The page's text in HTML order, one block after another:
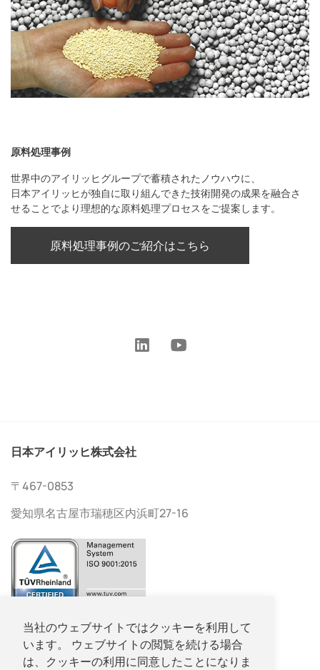
当社のウェブサイトではクッキーを利用して
います。 ウェブサイトの閲覧を続ける場合
は、クッキーの利用に同意したことになりま
原料処理事例
世界中のアイリッヒグループで蓄積されたノウハウに、
日本アイリッヒが独自に取り組んできた技術開発の成果を融合さ
せることでより理想的な原料処理プロセスをご提案します。
原料処理事例のご紹介はこちら
日本アイリッヒ株式会社
〒467-0853
愛知県名古屋市瑞穂区内浜町27-16
052-533-2577
052-533-2578